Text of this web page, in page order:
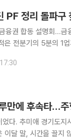
PF 정리 돌파구
융권 합동 설명회…금
전분기의 5분의 1업계
건설사, 투자자를 한
만에 후속타…
었다. 추미애 경기도지
을 끌지 않겠다는 신호다. 6일 이투데